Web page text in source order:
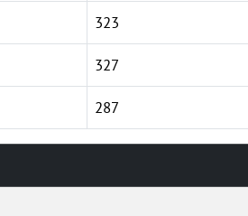
323
327
287